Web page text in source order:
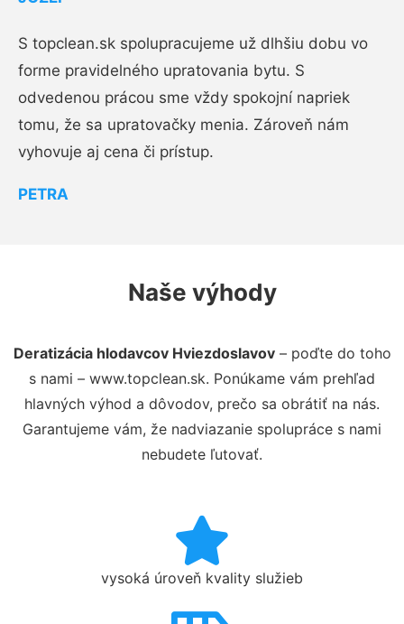
S topclean.sk spolupracujeme už dlhšiu dobu vo
forme pravidelného upratovania bytu. S
odvedenou prácou sme vždy spokojní napriek
tomu, že sa upratovačky menia. Zároveň nám
vyhovuje aj cena či prístup.
PETRA
Naše výhody
Deratizácia hlodavcov Hviezdoslavov– poďte do toho
s nami – www.topclean.sk. Ponúkame vám prehľad
hlavných výhod a dôvodov, prečo sa obrátiť na nás.
Garantujeme vám, že nadviazanie spolupráce s nami
nebudete ľutovať.
vysoká úroveň kvality služieb